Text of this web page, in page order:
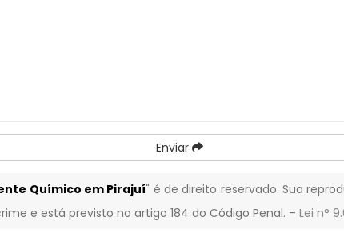
Enviar
Químico em Pirajuí" é de direito reservado. Sua
e está previsto no artigo 184 do Código Penal. –Lei n°